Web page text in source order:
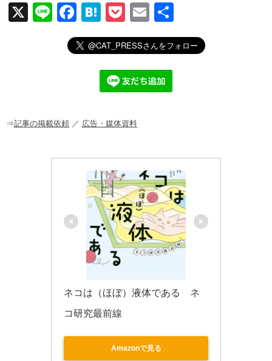
X
Li
F
a
c
o
H
at
e
n
a
P
o
ck
et
E
m
ail
有
⇒記事の掲載依頼 ／ 広告・媒体資料
ネコは（ほぼ）液体である　ネ
コ研究最前線
Amazonで見る